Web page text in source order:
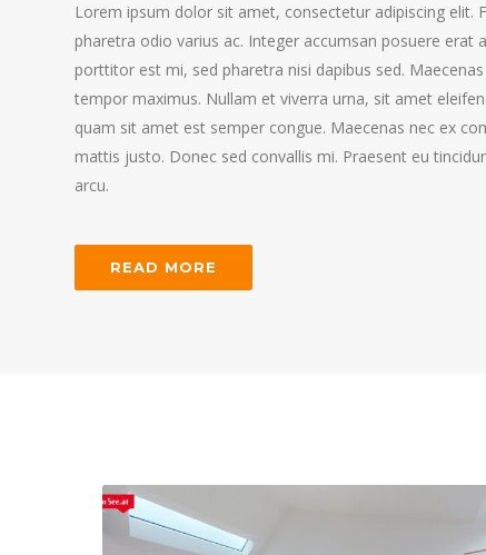
Lorem ipsum dolor sit amet, consectetur adipiscing elit.
pharetra odio varius ac. Integer accumsan posuere erat
porttitor est mi, sed pharetra nisi dapibus sed.
tempor maximus. Nullam et viverra urna, sit amet
quam sit amet est semper congue. Maecenas nec ex
mattis justo. Donec sed convallis mi. Praesent eu
arcu.
READ MORE